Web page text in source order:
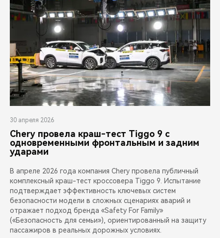
30 апреля 2026
Chery провела краш-тест Tiggo 9 с
одновременными фронтальным и задним
ударами
В апреле 2026 года компания Chery провела публичный
комплексный краш-тест кроссовера Tiggo 9. Испытание
подтверждает эффективность ключевых систем
безопасности модели в сложных сценариях аварий и
отражает подход бренда «Safety For Family»
(«Безопасность для семьи»), ориентированный на защиту
пассажиров в реальных дорожных условиях.